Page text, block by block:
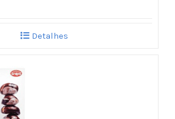
Detalhes